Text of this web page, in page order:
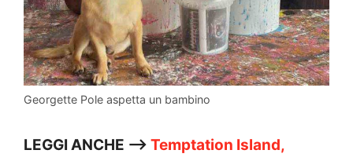
Georgette Pole aspetta un bambino
LEGGI ANCHE —> Temptation Island,